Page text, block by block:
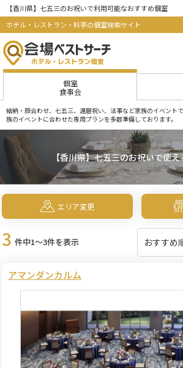
【香川県】七五三のお祝いで利用可能なおすすめ個室
ホテル・レストラン・料亭の個室検索サイト
個室
食事会
結納・顔合わせ、七五三、還暦祝い、法事など家族のイベント
族のイベントに合わせた専用プランを多数準備しております。
【香川県】七五三のお祝いで使
エリア変更
3 件中1～3件を表示
アマンダンカルム